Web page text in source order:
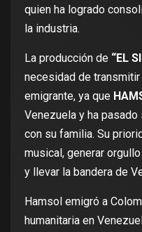
quien ha logrado
la industria.
La producción de “EL
necesidad de
emigrante, ya que
Venezuela y ha
con su familia. Su
musical, generar
y llevar la bandera de
Hamsol emigró a
humanitaria en